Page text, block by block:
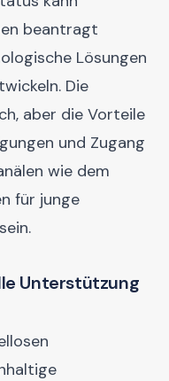
beantragt
Lösungen
Die
aber die Vorteile
und Zugang
wie dem
für junge
Unterstützung